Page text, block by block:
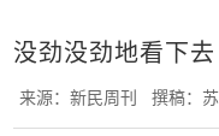
没劲没劲地看下去
来源：新民周刊撰稿：